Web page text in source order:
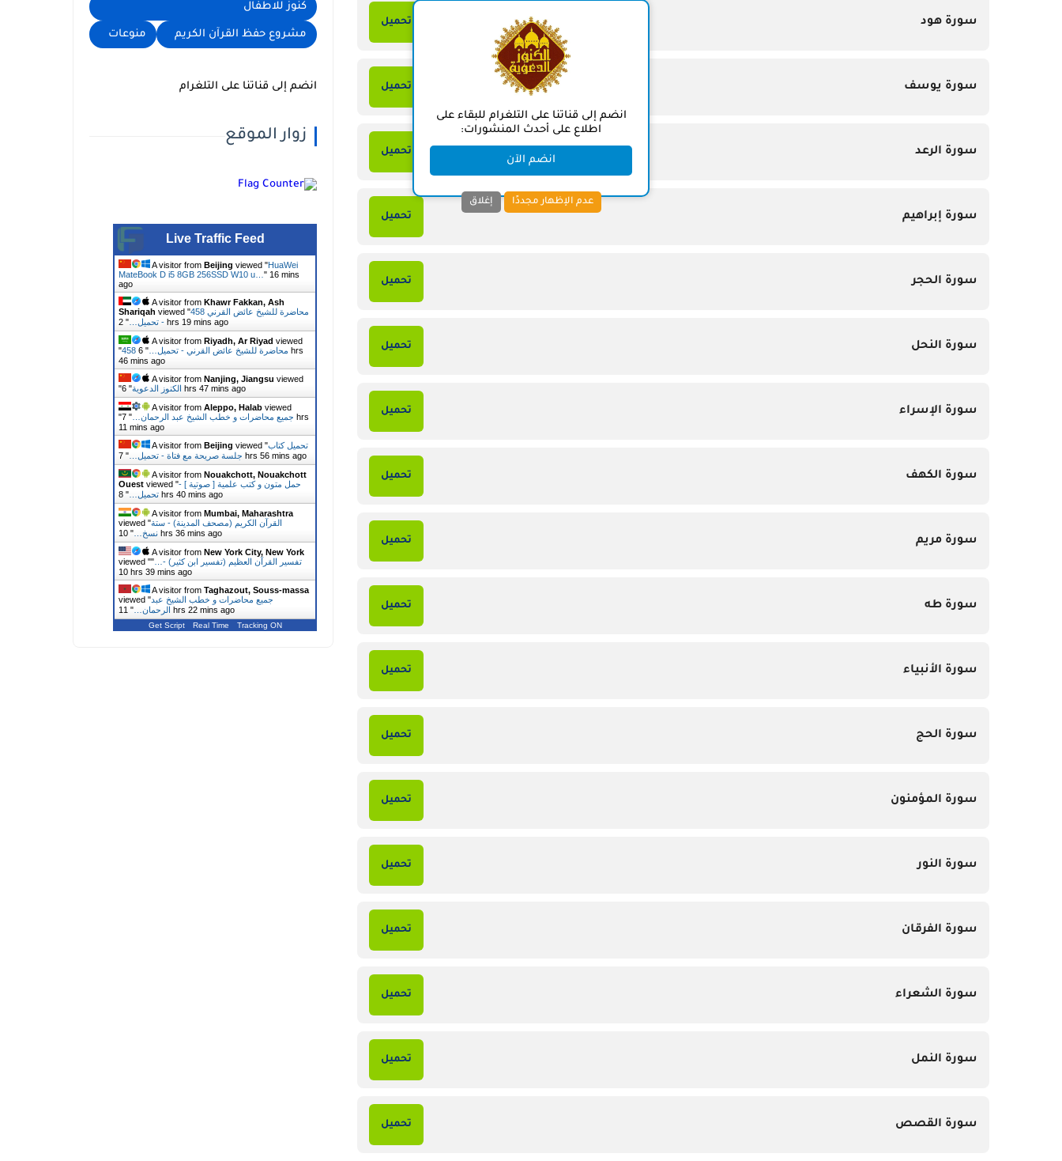
سورة هود تحميل
سورة يوسف تحميل
سورة الرعد تحميل
سورة إبراهيم تحميل
سورة الحجر تحميل
سورة النحل تحميل
سورة الإسراء تحميل
سورة الكهف تحميل
سورة مريم تحميل
سورة طه تحميل
سورة الأنبياء تحميل
سورة الحج تحميل
سورة المؤمنون تحميل
سورة النور تحميل
سورة الفرقان تحميل
سورة الشعراء تحميل
سورة النمل تحميل
سورة القصص تحميل
كنوز للاطفال
مشروع حفظ القرآن الكريم منوعات
انضم إلى قناتنا على التلغرام
انضم إلى قناتنا على التلغرام للبقاء على
اطلاع على أحدث المنشورات:
انضم الآن
عدم الإظهار مجددًا إغلاق
زوار الموقع
Live Traffic Feed
A visitor from Beijing viewed "HuaWei
MateBook D i5 8GB 256SSD W10 u… " 16 mins
ago
A visitor from Khawr Fakkan, Ash
Shariqah viewed "458 محاضرة للشيخ عائض القرني
- تحميل… "
2 hrs 19 mins ago
A visitor from Riyadh, Ar Riyad viewed
"
458 محاضرة للشيخ عائض القرني - تحميل… "
6 hrs
46 mins ago
A visitor from Nanjing, Jiangsu viewed
"
الكنوز الدعوية"
6 hrs 47 mins ago
A visitor from Aleppo, Halab viewed
"
جميع محاضرات و خطب الشيخ عبد الرحمان… "
7 hrs
11 mins ago
A visitor from Beijing viewed "تحميل كتاب
جلسة صريحة مع فتاة - تحميل… "
7 hrs 56 mins ago
A visitor from Nouakchott, Nouakchott
Ouest viewed "حمل متون و كتب علمية [ صوتية ] -
تحميل… "
8 hrs 40 mins ago
A visitor from Mumbai, Maharashtra
viewed "القرآن الكريم (مصحف المدينة) - ستة
نسخ… "
10 hrs 36 mins ago
A visitor from New York City, New York
viewed "
تفسير القرآن العظيم (تفسير ابن كثير) -… "
10 hrs 39 mins ago
A visitor from Taghazout, Souss-massa
viewed "جميع محاضرات و خطب الشيخ عبد
الرحمان… " 11 hrs 22 mins ago
Get Script Real Time Tracking ON